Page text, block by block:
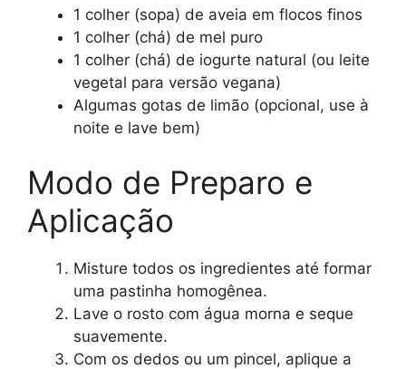
1 colher (sopa) de aveia em flocos finos
1 colher (chá) de mel puro
1 colher (chá) de iogurte natural (ou leite
vegetal para versão vegana)
Algumas gotas de limão (opcional, use à
noite e lave bem)
Modo de Preparo e
Aplicação
Misture todos os ingredientes até formar
uma pastinha homogênea.
Lave o rosto com água morna e seque
suavemente.
Com os dedos ou um pincel, aplique a